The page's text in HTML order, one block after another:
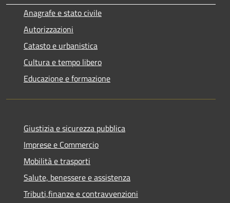
Anagrafe e stato civile
Autorizzazioni
Catasto e urbanistica
Cultura e tempo libero
Educazione e formazione
Giustizia e sicurezza pubblica
Imprese e Commercio
Mobilità e trasporti
Salute, benessere e assistenza
Tributi,finanze e contravvenzioni